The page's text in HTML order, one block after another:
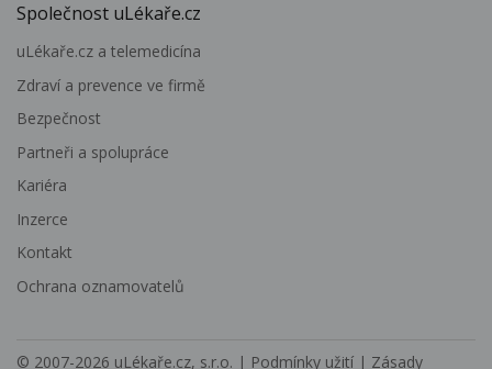
Společnost uLékaře.cz
uLékaře.cz a telemedicína
Zdraví a prevence ve firmě
Bezpečnost
Partneři a spolupráce
Kariéra
Inzerce
Kontakt
Ochrana oznamovatelů
© 2007-2026 uLékaře.cz, s.r.o. | Podmínky užití | Zásady